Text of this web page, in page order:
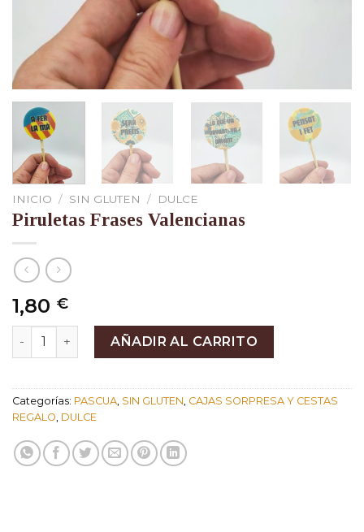
INICIO / SIN GLUTEN / DULCE
Piruletas Frases Valencianas
1,80 €
Piruletas Frases Valencianas cantidad
AÑADIR AL CARRITO
Categorías: PASCUA SIN GLUTEN CAJAS SORPRESA Y CESTAS
REGALO DULCE